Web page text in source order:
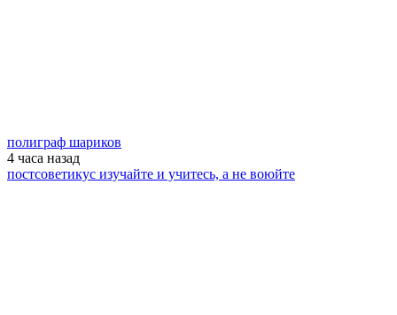
полиграф шариков
4 часа назад
постсоветикус изучайте и учитесь, а не воюйте